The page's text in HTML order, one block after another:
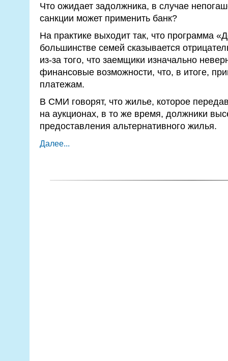
Что ожидает задолжника, в случае
санкции может применить банк?
На практике выходит так, что программа
большинстве семей сказывается
из-за того, что заемщики изначально
финансовые возможности, что, в итоге,
платежам.
В СМИ говорят, что жилье, которое
на аукционах, в то же время, должники
предоставления альтернативного жилья.
Далее...